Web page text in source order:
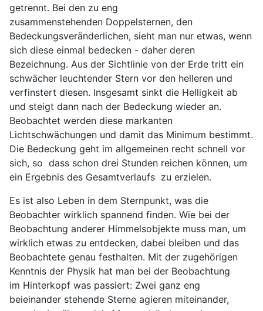
getrennt. Bei den zu eng
zusammenstehenden Doppelsternen, den
Bedeckungsveränderlichen, sieht man nur etwas, wenn
sich diese einmal bedecken - daher deren
Bezeichnung. Aus der Sichtlinie von der Erde tritt ein
schwächer leuchtender Stern vor den helleren und
verfinstert diesen. Insgesamt sinkt die Helligkeit ab
und steigt dann nach der Bedeckung wieder an.
Beobachtet werden diese markanten
Lichtschwächungen und damit das Minimum bestimmt.
Die Bedeckung geht im allgemeinen recht schnell vor
sich, so dass schon drei Stunden reichen können, um
ein Ergebnis des Gesamtverlaufs zu erzielen.
Es ist also Leben in dem Sternpunkt, was die
Beobachter wirklich spannend finden. Wie bei der
Beobachtung anderer Himmelsobjekte muss man, um
wirklich etwas zu entdecken, dabei bleiben und das
Beobachtete genau festhalten. Mit der zugehörigen
Kenntnis der Physik hat man bei der Beobachtung
im Hinterkopf was passiert: Zwei ganz eng
beieinander stehende Sterne agieren miteinander,